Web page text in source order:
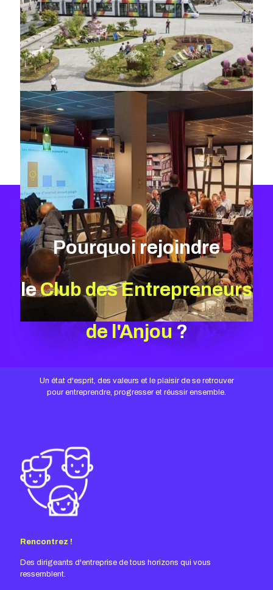
Pourquoi rejoindre
leClub des Entrepreneurs
de l'Anjou?
Un état d'esprit, des valeurs et le plaisir de se retrouver
pour entreprendre, progresser et réussir ensemble.
Rencontrez !
Des dirigeants d'entreprise de tous horizons qui vous
ressemblent.